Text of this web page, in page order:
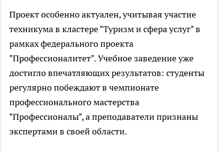
Проект особенно актуален, учитывая участие
техникума в кластере "Туризм и сфера услуг" в
рамках федерального проекта
"Профессионалитет". Учебное заведение уже
достигло впечатляющих результатов: студенты
регулярно побеждают в чемпионате
профессионального мастерства
"Профессионалы", а преподаватели признаны
экспертами в своей области.